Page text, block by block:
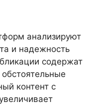
анализируют
и надежность
содержат
контент с